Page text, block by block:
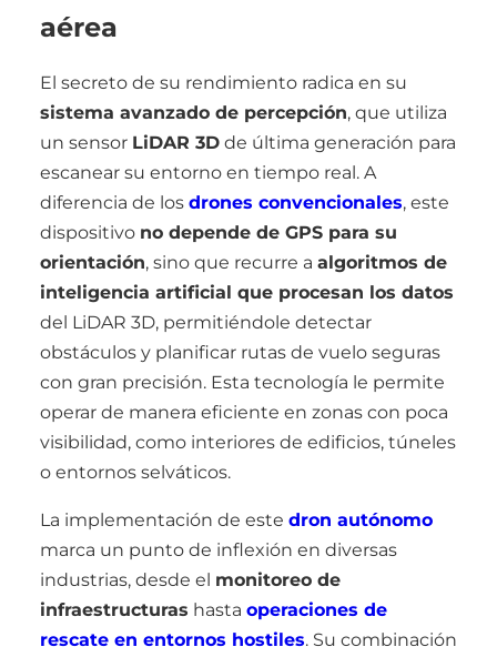
aérea
El secreto de su rendimiento radica en su
sistema avanzado de percepción, que utiliza
un sensor LiDAR 3D de última generación para
escanear su entorno en tiempo real. A
diferencia de los drones convencionales, este
dispositivo no depende de GPS para su
orientación, sino que recurre a algoritmos de
inteligencia artificial que procesan los datos
del LiDAR 3D, permitiéndole detectar
obstáculos y planificar rutas de vuelo seguras
con gran precisión. Esta tecnología le permite
operar de manera eficiente en zonas con poca
visibilidad, como interiores de edificios, túneles
o entornos selváticos.
La implementación de este dron autónomo
marca un punto de inflexión en diversas
industrias, desde el monitoreo de
infraestructuras hasta operaciones de
rescate en entornos hostiles. Su combinación